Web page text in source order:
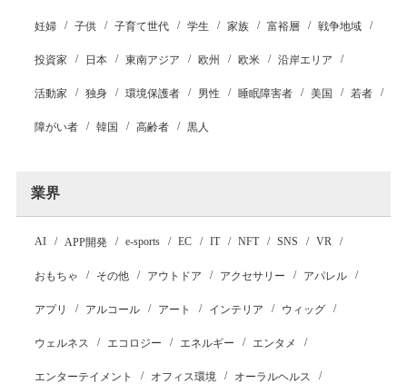
妊婦 子供 子育て世代 学生 家族 富裕層 戦争地域
投資家 日本 東南アジア 欧州 欧米 沿岸エリア
活動家 独身 環境保護者 男性 睡眠障害者 美国 若者
障がい者 韓国 高齢者 黒人
業界
AI APP開発 e-sports EC IT NFT SNS VR
おもちゃ その他 アウトドア アクセサリー アパレル
アプリ アルコール アート インテリア ウィッグ
ウェルネス エコロジー エネルギー エンタメ
エンターテイメント オフィス環境 オーラルヘルス